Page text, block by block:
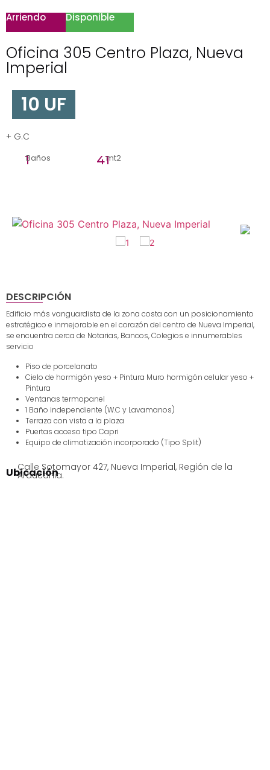
Arriendo Disponible
Oficina 305 Centro Plaza, Nueva
Imperial
10 UF
+ G.C
1
Baños 41mt2
DESCRIPCIÓN
Edificio más vanguardista de la zona costa con un posicionamiento
estratégico e inmejorable en el corazón del centro de Nueva Imperial,
se encuentra cerca de Notarias, Bancos, Colegios e innumerables
servicio
Piso de porcelanato
Cielo de hormigón yeso + Pintura Muro hormigón celular yeso +
Pintura
Ventanas termopanel
1 Baño independiente (W.C y Lavamanos)
Terraza con vista a la plaza
Puertas acceso tipo Capri
Equipo de climatización incorporado (Tipo Split)
Ubicación
Calle Sotomayor 427, Nueva Imperial, Región de la
Araucania.